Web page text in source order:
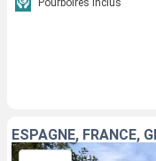
Pourboires inclus